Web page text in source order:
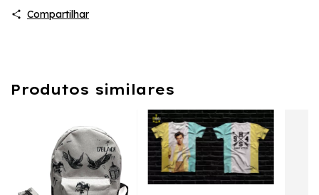
Compartilhar
Produtos similares